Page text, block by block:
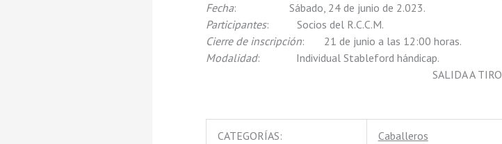
Fecha: Sábado, 24 de junio de 2.023.
Participantes: Socios del R.C.C.M.
Cierre de inscripción: 21 de junio a las 12:00 horas.
Modalidad: Individual Stableford hándicap.
SALIDA A TIRO
CATEGORÍAS: Caballeros